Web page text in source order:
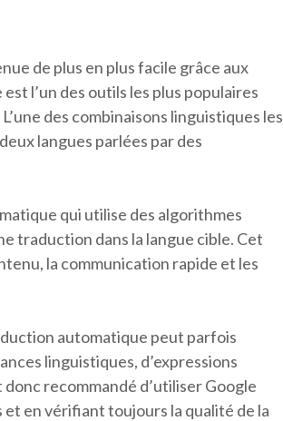
de plus en plus facile grâce aux
l’un des outils les plus populaires
des combinaisons linguistiques les
langues parlées par des
qui utilise des algorithmes
traduction dans la langue cible. Cet
la communication rapide et les
automatique peut parfois
linguistiques, d’expressions
recommandé d’utiliser Google
et en vérifiant toujours la qualité de la